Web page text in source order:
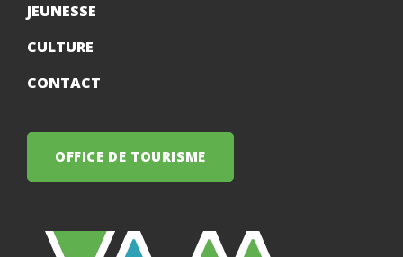
JEUNESSE
CULTURE
CONTACT
OFFICE DE TOURISME